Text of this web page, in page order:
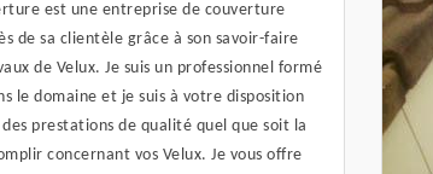
est une entreprise de couverture
de sa clientèle grâce à son savoir-faire
de Velux. Je suis un professionnel formé
le domaine et je suis à votre disposition
prestations de qualité quel que soit la
concernant vos Velux. Je vous offre